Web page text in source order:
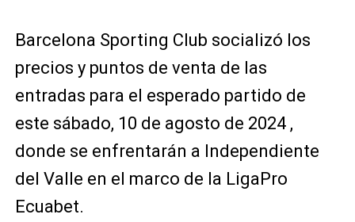
Barcelona Sporting Club socializó los
precios y puntos de venta de las
entradas para el esperado partido de
este sábado, 10 de agosto de 2024 ,
donde se enfrentarán a Independiente
del Valle en el marco de la LigaPro
Ecuabet.